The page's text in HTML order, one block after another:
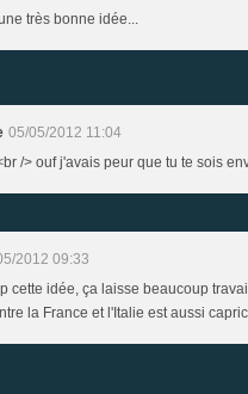
très bonne idée...
05/05/2012 11:04
/> ouf j'avais peur que tu te sois
2012 09:33
cette idée, ça laisse beaucoup
la France et l'Italie est aussi